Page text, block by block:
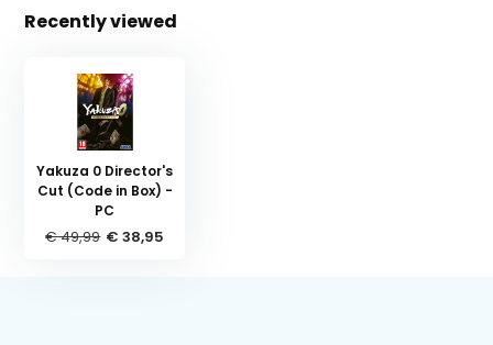
Recently viewed
Yakuza 0 Director's
Cut (Code in Box) -
PC
€ 49,99 € 38,95